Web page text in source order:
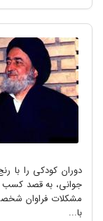
دوران کودکی را با
جوانی، به قصد کسب
مشکلات فراوان
با...